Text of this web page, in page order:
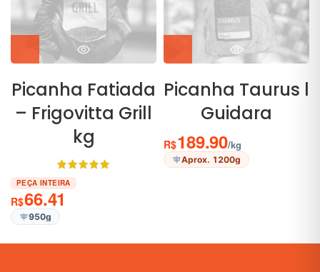
Picanha Fatiada
– Frigovitta Grill
kg
PEÇA INTEIRA
R$66.41
950g
Picanha Taurus l
Guidara
R$189.90/kg
Aprox. 1200g